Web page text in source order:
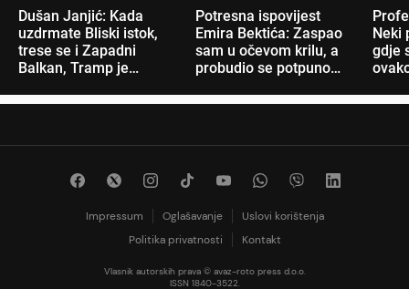
Dušan Janjić: Kada
uzdrmate Bliski istok,
trese se i Zapadni
Balkan, Tramp je
Potresna ispovijest
Emira Bektića: Zaspao
sam u očevom krilu, a
probudio se potpuno
Neki
gdje
Impressum Oglašavanje
Uslovi korištenja
Politika privatnosti
Kontakt
Vlasnik autorskih prava © avaz-roto press d.o.o.
ISSN 1840-3522.